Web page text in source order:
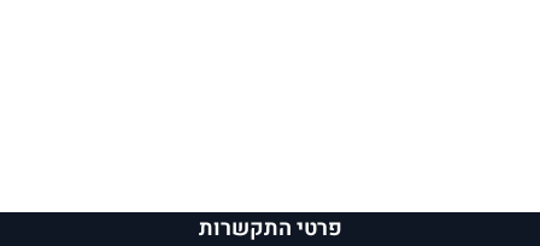
פרטי התקשרות